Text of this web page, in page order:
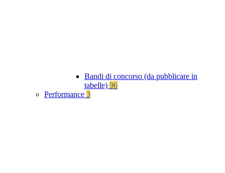
Bandi di concorso (da pubblicare in
tabelle) 96
Performance 3